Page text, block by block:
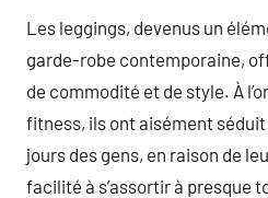
Les leggings, devenus un
garde-robe contemporaine,
de commodité et de style. À
fitness, ils ont aisément séduit
jours des gens, en raison de
facilité à s’assortir à presque